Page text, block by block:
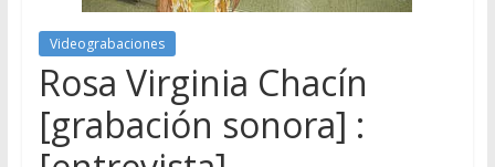
Videograbaciones
Rosa Virginia Chacín
[grabación sonora] :